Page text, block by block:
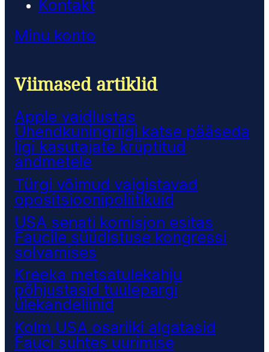
Kontakt
Minu konto
Viimased artiklid
Apple vaidlustas
Ühendkuningriigi katse pääseda
ligi kasutajate krüptitud
andmetele
Türgi võimud vaigistavad
opositsioonipoliitikuid
USA senati komisjon esitas
Faucile süüdistuse kongressi
solvamises
Kreeka metsatulekahju
põhjustasid tuulepargi
ülekandeliinid
Kolm USA osariiki algatasid
Fauci suhtes uurimise